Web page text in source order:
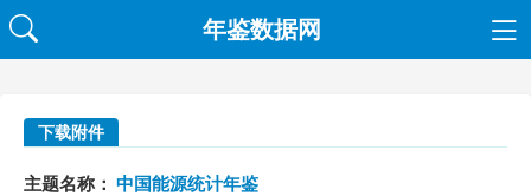
年鉴数据网
下载附件
主题名称： 中国能源统计年鉴